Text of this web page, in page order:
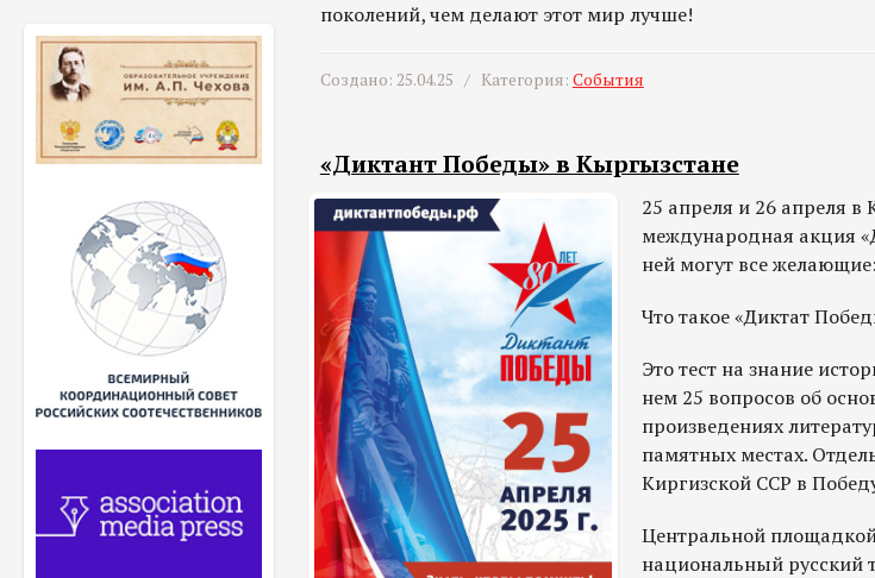
поколений, чем делают этот мир лучше!
Создано: 25.04.25 / Категория: События
«Диктант Победы» в Кыргызстане
25 апреля и 26 апреля в
международная акция
ней могут все
Что такое «Диктат
Это тест на знание
нем 25 вопросов об
произведениях
памятных местах.
Киргизской ССР в
Центральной
национальный русский